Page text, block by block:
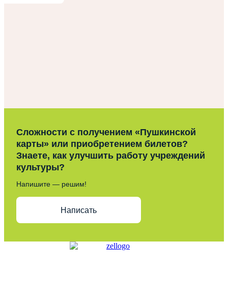
Сложности с получением «Пушкинской
карты» или приобретением билетов?
Знаете, как улучшить работу учреждений
культуры?
Напишите — решим!
Написать